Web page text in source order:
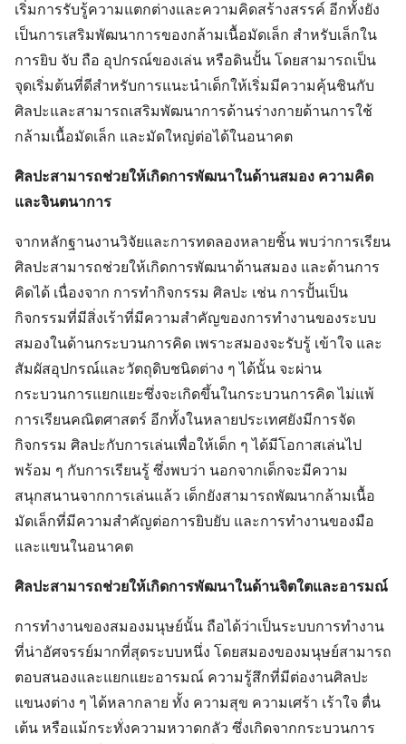
เริ่มการรับรู้ความแตกต่างและความคิดสร้างสรรค์ อีกทั้งยัง
เป็นการเสริมพัฒนาการของกล้ามเนื้อมัดเล็ก สำหรับเล็กใน
การยิบ จับ ถือ อุปกรณ์ของเล่น หรือดินปั้น โดยสามารถเป็น
จุดเริ่มต้นที่ดีสำหรับการแนะนำเด็กให้เริ่มมีความคุ้นชินกับ
ศิลปะและสามารถเสริมพัฒนาการด้านร่างกายด้านการใช้
กล้ามเนื้อมัดเล็ก และมัดใหญ่ต่อได้ในอนาคต
ศิลปะสามารถช่วยให้เกิดการพัฒนาในด้านสมอง ความคิด
และจินตนาการ
จากหลักฐานงานวิจัยและการทดลองหลายชิ้น พบว่าการเรียน
ศิลปะสามารถช่วยให้เกิดการพัฒนาด้านสมอง และด้านการ
คิดได้ เนื่องจาก การทำกิจกรรม ศิลปะ เช่น การปั้นเป็น
กิจกรรมที่มีสิ่งเร้าที่มีความสำคัญของการทำงานของระบบ
สมองในด้านกระบวนการคิด เพราะสมองจะรับรู้ เข้าใจ และ
สัมผัสอุปกรณ์และวัตถุดิบชนิดต่าง ๆ ได้นั้น จะผ่าน
กระบวนการแยกแยะซึ่งจะเกิดขึ้นในกระบวนการคิด ไม่แพ้
การเรียนคณิตศาสตร์ อีกทั้งในหลายประเทศยังมีการจัด
กิจกรรม ศิลปะกับการเล่นเพื่อให้เด็ก ๆ ได้มีโอกาสเล่นไป
พร้อม ๆ กับการเรียนรู้ ซึ่งพบว่า นอกจากเด็กจะมีความ
สนุกสนานจากการเล่นแล้ว เด็กยังสามารถพัฒนากล้ามเนื้อ
มัดเล็กที่มีความสำคัญต่อการยิบยับ และการทำงานของมือ
และแขนในอนาคต
ศิลปะสามารถช่วยให้เกิดการพัฒนาในด้านจิตใตและอารมณ์
การทำงานของสมองมนุษย์นั้น ถือได้ว่าเป็นระบบการทำงาน
ที่น่าอัศจรรย์มากที่สุดระบบหนึ่ง โดยสมองของมนุษย์สามารถ
ตอบสนองและแยกแยะอารมณ์ ความรู้สึกที่มีต่องานศิลปะ
แขนงต่าง ๆ ได้หลากลาย ทั้ง ความสุข ความเศร้า เร้าใจ ตื่น
เต้น หรือแม้กระทั่งความหวาดกลัว ซึ่งเกิดจากกระบวนการ